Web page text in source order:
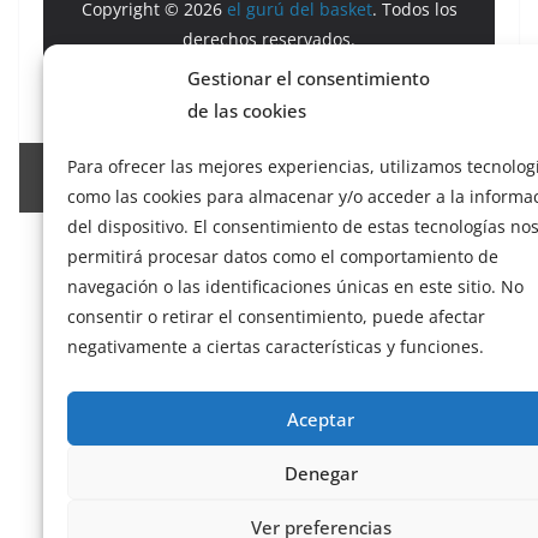
Copyright © 2026 el gurú del basket. Todos los
derechos reservados.
ColorMag
por ThemeGrill. Funciona con
WordPress
Gestionar el consentimiento
de las cookies
Para ofrecer las mejores experiencias, utilizamos
como las cookies para almacenar y/o acceder a la
del dispositivo. El consentimiento de estas tecnologías nos
permitirá procesar datos como el comportamiento de
navegación o las identificaciones únicas en este sitio. No
consentir o retirar el consentimiento, puede afectar
negativamente a ciertas características y funciones.
Aceptar
Denegar
Ver preferencias
Salir de la versión móvil